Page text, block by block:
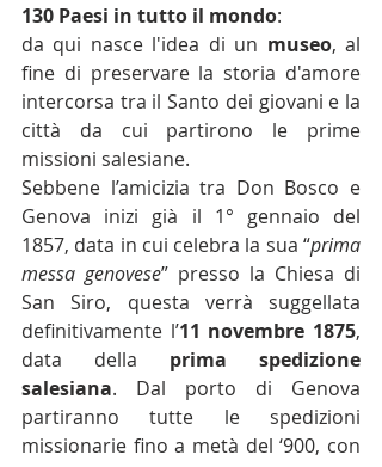
130 Paesi in tutto il mondo:
da qui nasce l'idea di un museo, al
fine di preservare la storia d'amore
intercorsa tra il Santo dei giovani e la
città da cui partirono le prime
missioni salesiane.
Sebbene l’amicizia tra Don Bosco e
Genova inizi già il 1° gennaio del
1857, data in cui celebra la sua “prima
messa genovese” presso la Chiesa di
San Siro, questa verrà suggellata
definitivamente l’11 novembre 1875,
data della prima spedizione
salesiana. Dal porto di Genova
partiranno tutte le spedizioni
missionarie fino a metà del ‘900, con